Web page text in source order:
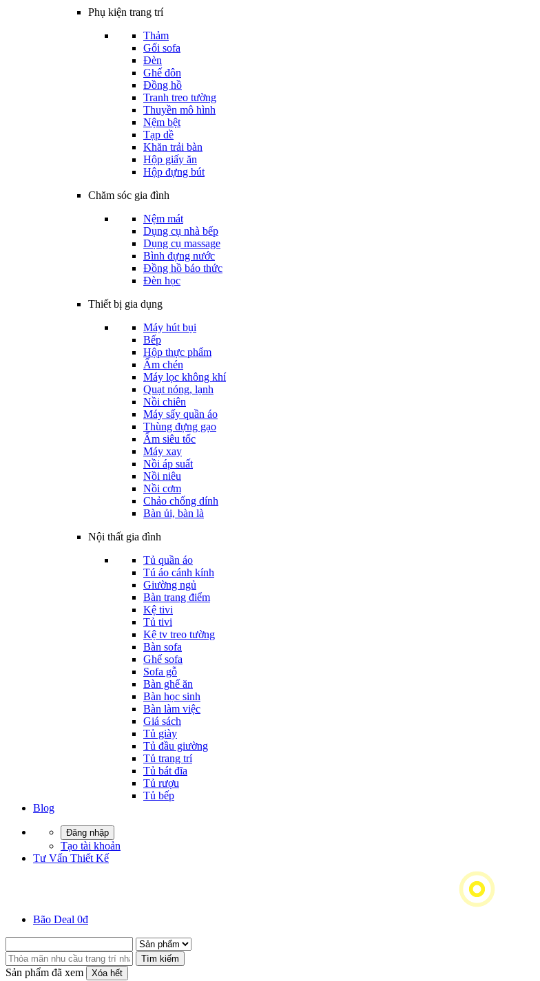
Phụ kiện trang trí
Thảm
Gối sofa
Đèn
Ghế đôn
Đồng hồ
Tranh treo tường
Thuyền mô hình
Nệm bệt
Tạp dề
Khăn trải bàn
Hộp giấy ăn
Hộp đựng bút
Chăm sóc gia đình
Nệm mát
Dụng cụ nhà bếp
Dụng cụ massage
Bình đựng nước
Đồng hồ báo thức
Đèn học
Thiết bị gia dụng
Máy hút bụi
Bếp
Hộp thực phẩm
Ấm chén
Máy lọc không khí
Quạt nóng, lạnh
Nồi chiên
Máy sấy quần áo
Thùng đựng gạo
Ấm siêu tốc
Máy xay
Nồi áp suất
Nồi niêu
Nồi cơm
Chảo chống dính
Bàn ủi, bàn là
Nội thất gia đình
Tủ quần áo
Tú áo cánh kính
Giường ngủ
Bàn trang điểm
Kệ tivi
Tủ tivi
Kệ tv treo tường
Bàn sofa
Ghế sofa
Sofa gỗ
Bàn ghế ăn
Bàn học sinh
Bàn làm việc
Giá sách
Tủ giày
Tủ đầu giường
Tủ trang trí
Tủ bát đĩa
Tủ rượu
Tủ bếp
Blog
Đăng nhập
Tạo tài khoản
Tư Vấn Thiết Kế
Bão Deal 0đ
Tìm kiếm
Sản phẩm đã xem Xóa hết